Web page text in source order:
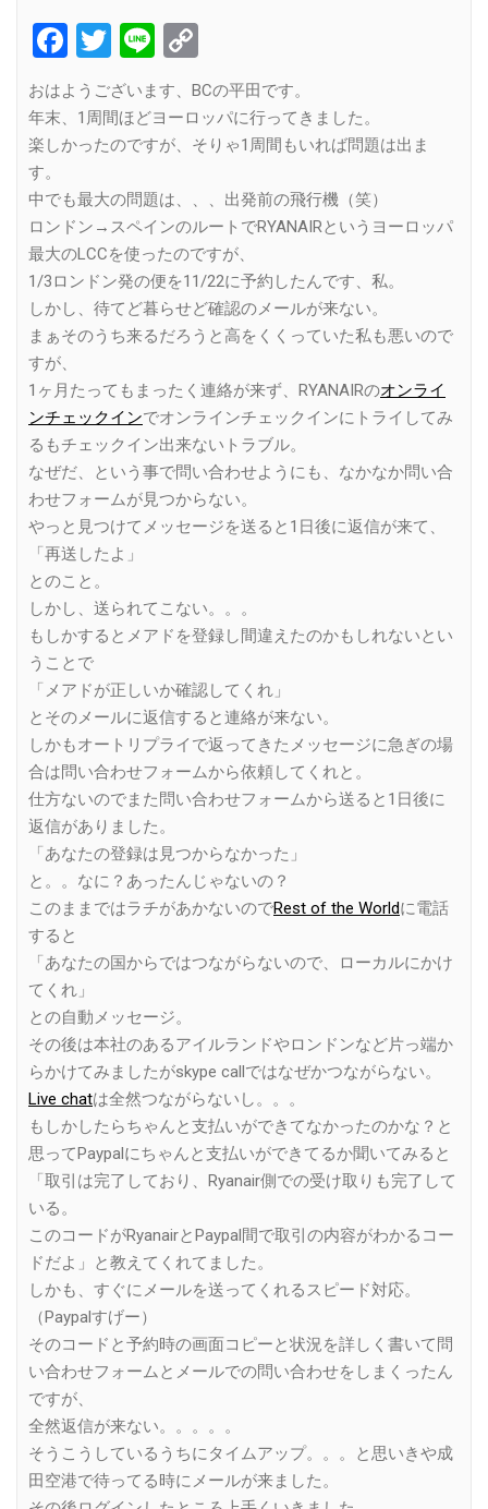
Facebook
Twitter
Line
Link
おはようございます、BCの平田です。
年末、1周間ほどヨーロッパに行ってきました。
楽しかったのですが、そりゃ1周間もいれば問題は出ま
す。
中でも最大の問題は、、、出発前の飛行機（笑）
ロンドン→スペインのルートでRYANAIRというヨーロッパ
最大のLCCを使ったのですが、
1/3ロンドン発の便を11/22に予約したんです、私。
しかし、待てど暮らせど確認のメールが来ない。
まぁそのうち来るだろうと高をくくっていた私も悪いので
すが、
1ヶ月たってもまったく連絡が来ず、RYANAIRのオンライ
ンチェックインでオンラインチェックインにトライしてみ
るもチェックイン出来ないトラブル。
なぜだ、という事で問い合わせようにも、なかなか問い合
わせフォームが見つからない。
やっと見つけてメッセージを送ると1日後に返信が来て、
「再送したよ」
とのこと。
しかし、送られてこない。。。
もしかするとメアドを登録し間違えたのかもしれないとい
うことで
「メアドが正しいか確認してくれ」
とそのメールに返信すると連絡が来ない。
しかもオートリプライで返ってきたメッセージに急ぎの場
合は問い合わせフォームから依頼してくれと。
仕方ないのでまた問い合わせフォームから送ると1日後に
返信がありました。
「あなたの登録は見つからなかった」
と。。なに？あったんじゃないの？
このままではラチがあかないのでRest of the Worldに電話
すると
「あなたの国からではつながらないので、ローカルにかけ
てくれ」
との自動メッセージ。
その後は本社のあるアイルランドやロンドンなど片っ端か
らかけてみましたがskype callではなぜかつながらない。
Live chatは全然つながらないし。。。
もしかしたらちゃんと支払いができてなかったのかな？と
思ってPaypalにちゃんと支払いができてるか聞いてみると
「取引は完了しており、Ryanair側での受け取りも完了して
いる。
このコードがRyanairとPaypal間で取引の内容がわかるコー
ドだよ」と教えてくれてました。
しかも、すぐにメールを送ってくれるスピード対応。
（Paypalすげー）
そのコードと予約時の画面コピーと状況を詳しく書いて問
い合わせフォームとメールでの問い合わせをしまくったん
ですが、
全然返信が来ない。。。。。
そうこうしているうちにタイムアップ。。。と思いきや成
田空港で待ってる時にメールが来ました。